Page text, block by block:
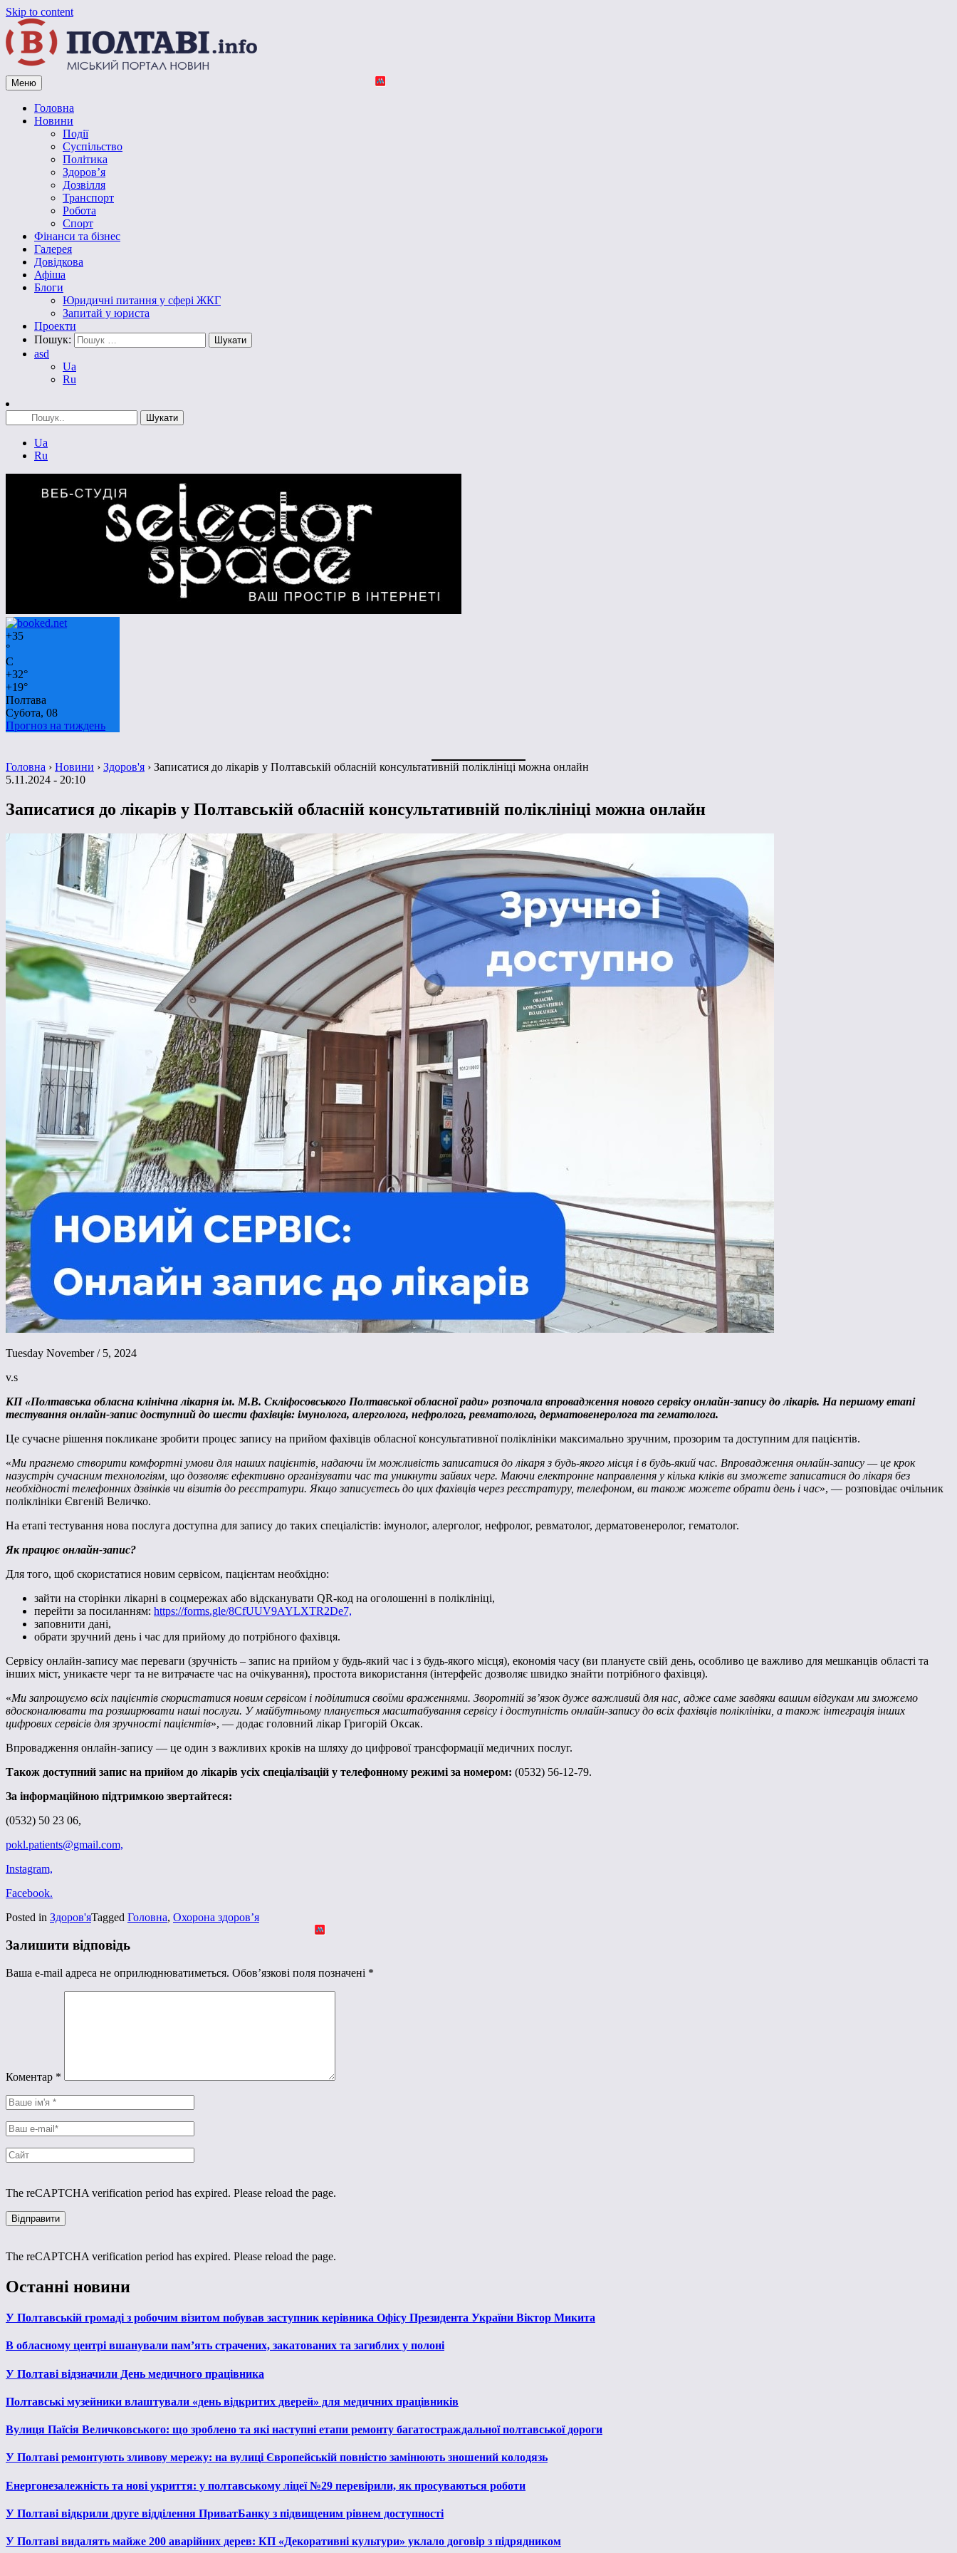
Skip to content
Vpoltave.info
Полтавський портал новин
Меню
Головна
Новини
Події
Суспільство
Політика
Здоров’я
Дозвілля
Транспорт
Робота
Спорт
Фінанси та бізнес
Галерея
Довідкова
Афіша
Блоги
Юридичні питання у сфері ЖКГ
Запитай у юриста
Проекти
Пошук:
asd
Ua
Ru
Ua
Ru
+35
°
C
+32°
+19°
Полтава
Субота, 08
Прогноз на тиждень
Головна › Новини › Здоров'я › Записатися до лікарів у Полтавській обласній консультативній поліклініці можна онлайн
5.11.2024 - 20:10
Записатися до лікарів у Полтавській обласній консультативній поліклініці можна онлайн
Tuesday November / 5, 2024
v.s
КП «Полтавська обласна клінічна лікарня ім. М.В. Скліфосовського Полтавської обласної ради» розпочала впровадження нового сервісу онлайн-запису до лікарів. На першому етапі
тестування онлайн-запис доступний до шести фахівців: імунолога, алерголога, нефролога, ревматолога, дерматовенеролога та гематолога.
Це сучасне рішення покликане зробити процес запису на прийом фахівців обласної консультативної поліклініки максимально зручним, прозорим та доступним для пацієнтів.
«Ми прагнемо створити комфортні умови для наших пацієнтів, надаючи їм можливість записатися до лікаря з будь-якого місця і в будь-який час. Впровадження онлайн-запису — це крок
назустріч сучасним технологіям, що дозволяє ефективно організувати час та уникнути зайвих черг. Маючи електронне направлення у кілька кліків ви зможете записатися до лікаря без
необхідності телефонних дзвінків чи візитів до реєстратури. Якщо записуєтесь до цих фахівців через реєстратуру, телефоном, ви також можете обрати день і час», — розповідає очільник
поліклініки Євгеній Величко.
На етапі тестування нова послуга доступна для запису до таких спеціалістів: імунолог, алерголог, нефролог, ревматолог, дерматовенеролог, гематолог.
Як працює онлайн-запис?
Для того, щоб скористатися новим сервісом, пацієнтам необхідно:
зайти на сторінки лікарні в соцмережах або відсканувати QR-код на оголошенні в поліклініці,
перейти за посиланням: https://forms.gle/8CfUUV9AYLXTR2De7,
заповнити дані,
обрати зручний день і час для прийому до потрібного фахівця.
Сервісу онлайн-запису має переваги (зручність – запис на прийом у будь-який час і з будь-якого місця), економія часу (ви плануєте свій день, особливо це важливо для мешканців області та
інших міст, уникаєте черг та не витрачаєте час на очікування), простота використання (інтерфейс дозволяє швидко знайти потрібного фахівця).
«Ми запрошуємо всіх пацієнтів скористатися новим сервісом і поділитися своїми враженнями. Зворотній зв’язок дуже важливий для нас, адже саме завдяки вашим відгукам ми зможемо
вдосконалювати та розширювати наші послуги. У майбутньому планується масштабування сервісу і доступність онлайн-запису до всіх фахівців поліклініки, а також інтеграція інших
цифрових сервісів для зручності пацієнтів», — додає головний лікар Григорій Оксак.
Впровадження онлайн-запису — це один з важливих кроків на шляху до цифрової трансформації медичних послуг.
Також доступний запис на прийом до лікарів усіх спеціалізацій у телефонному режимі за номером: (0532) 56-12-79.
За інформаційною підтримкою звертайтеся:
(0532) 50 23 06,
pokl.patients@gmail.com,
Instagram,
Facebook.
Posted in Здоров'яTagged Головна, Охорона здоров’я
Залишити відповідь
Ваша e-mail адреса не оприлюднюватиметься. Обов’язкові поля позначені *
Коментар *
The reCAPTCHA verification period has expired. Please reload the page.
The reCAPTCHA verification period has expired. Please reload the page.
Останні новини
У Полтавській громаді з робочим візитом побував заступник керівника Офісу Президента України Віктор Микита
В обласному центрі вшанували пам’ять страчених, закатованих та загиблих у полоні
У Полтаві відзначили День медичного працівника
Полтавські музейники влаштували «день відкритих дверей» для медичних працівників
Вулиця Паїсія Величковського: що зроблено та які наступні етапи ремонту багатостраждальної полтавської дороги
У Полтаві ремонтують зливову мережу: на вулиці Європейській повністю замінюють зношений колодязь
Енергонезалежність та нові укриття: у полтавському ліцеї №29 перевірили, як просуваються роботи
У Полтаві відкрили друге відділення ПриватБанку з підвищеним рівнем доступності
У Полтаві видалять майже 200 аварійних дерев: КП «Декоративні культури» уклало договір з підрядником